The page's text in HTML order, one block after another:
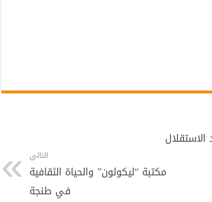
التالي
مكتبة “ليكولون” والحياة الثقافية
في طنجة